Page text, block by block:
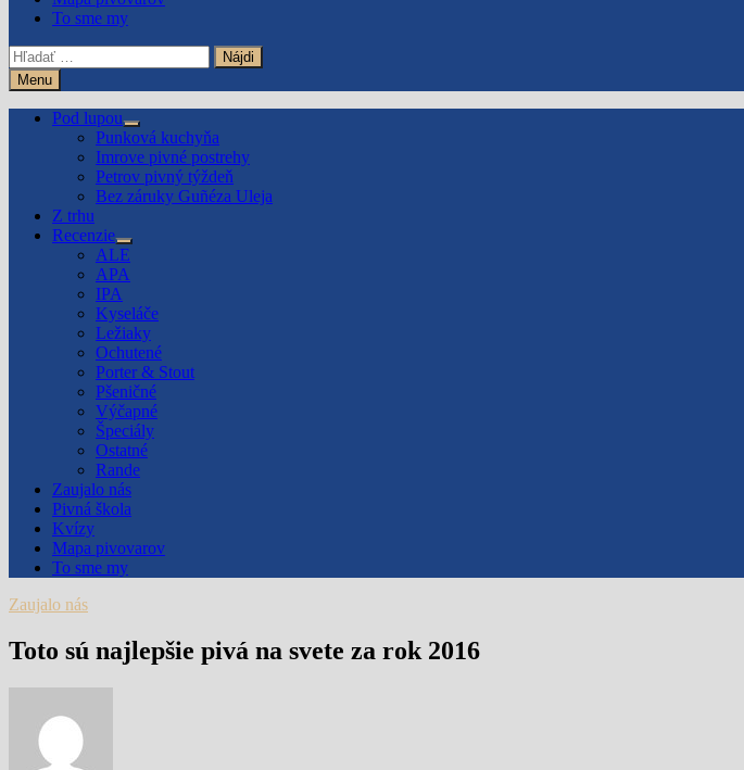
To sme my
Hľadať:
Menu
Pod lupou
Show
sub
menu
Punková kuchyňa
Imrove pivné postrehy
Petrov pivný týždeň
Bez záruky Guñéza Uleja
Z trhu
Recenzie
Show
sub
menu
ALE
APA
IPA
Kyseláče
Ležiaky
Ochutené
Porter & Stout
Pšeničné
Výčapné
Špeciály
Ostatné
Rande
Zaujalo nás
Pivná škola
Kvízy
Mapa pivovarov
To sme my
Zaujalo nás
Toto sú najlepšie pivá na svete za rok 2016